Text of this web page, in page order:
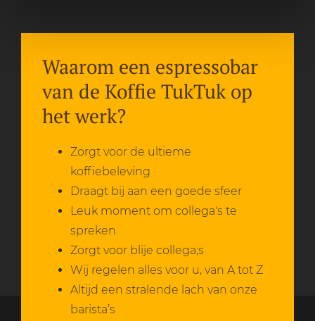
Waarom een espressobar
van de Koffie TukTuk op
het werk?
Zorgt voor de ultieme
koffiebeleving
Draagt bij aan een goede sfeer
Leuk moment om collega's te
spreken
Zorgt voor blije collega;s
Wij regelen alles voor u, van A tot Z
Altijd een stralende lach van onze
barista’s